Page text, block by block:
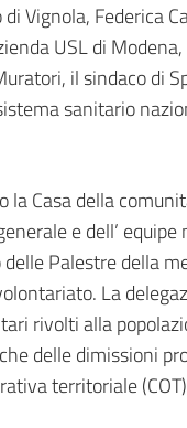
Federica
USL di
il sindaco di
sanitario
Casa della
e dell’
Palestre della
La
rivolti alla
delle dimissioni
territoriale